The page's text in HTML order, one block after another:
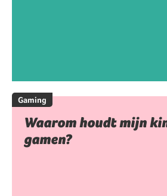
Gaming
Waarom houdt mijn
gamen?